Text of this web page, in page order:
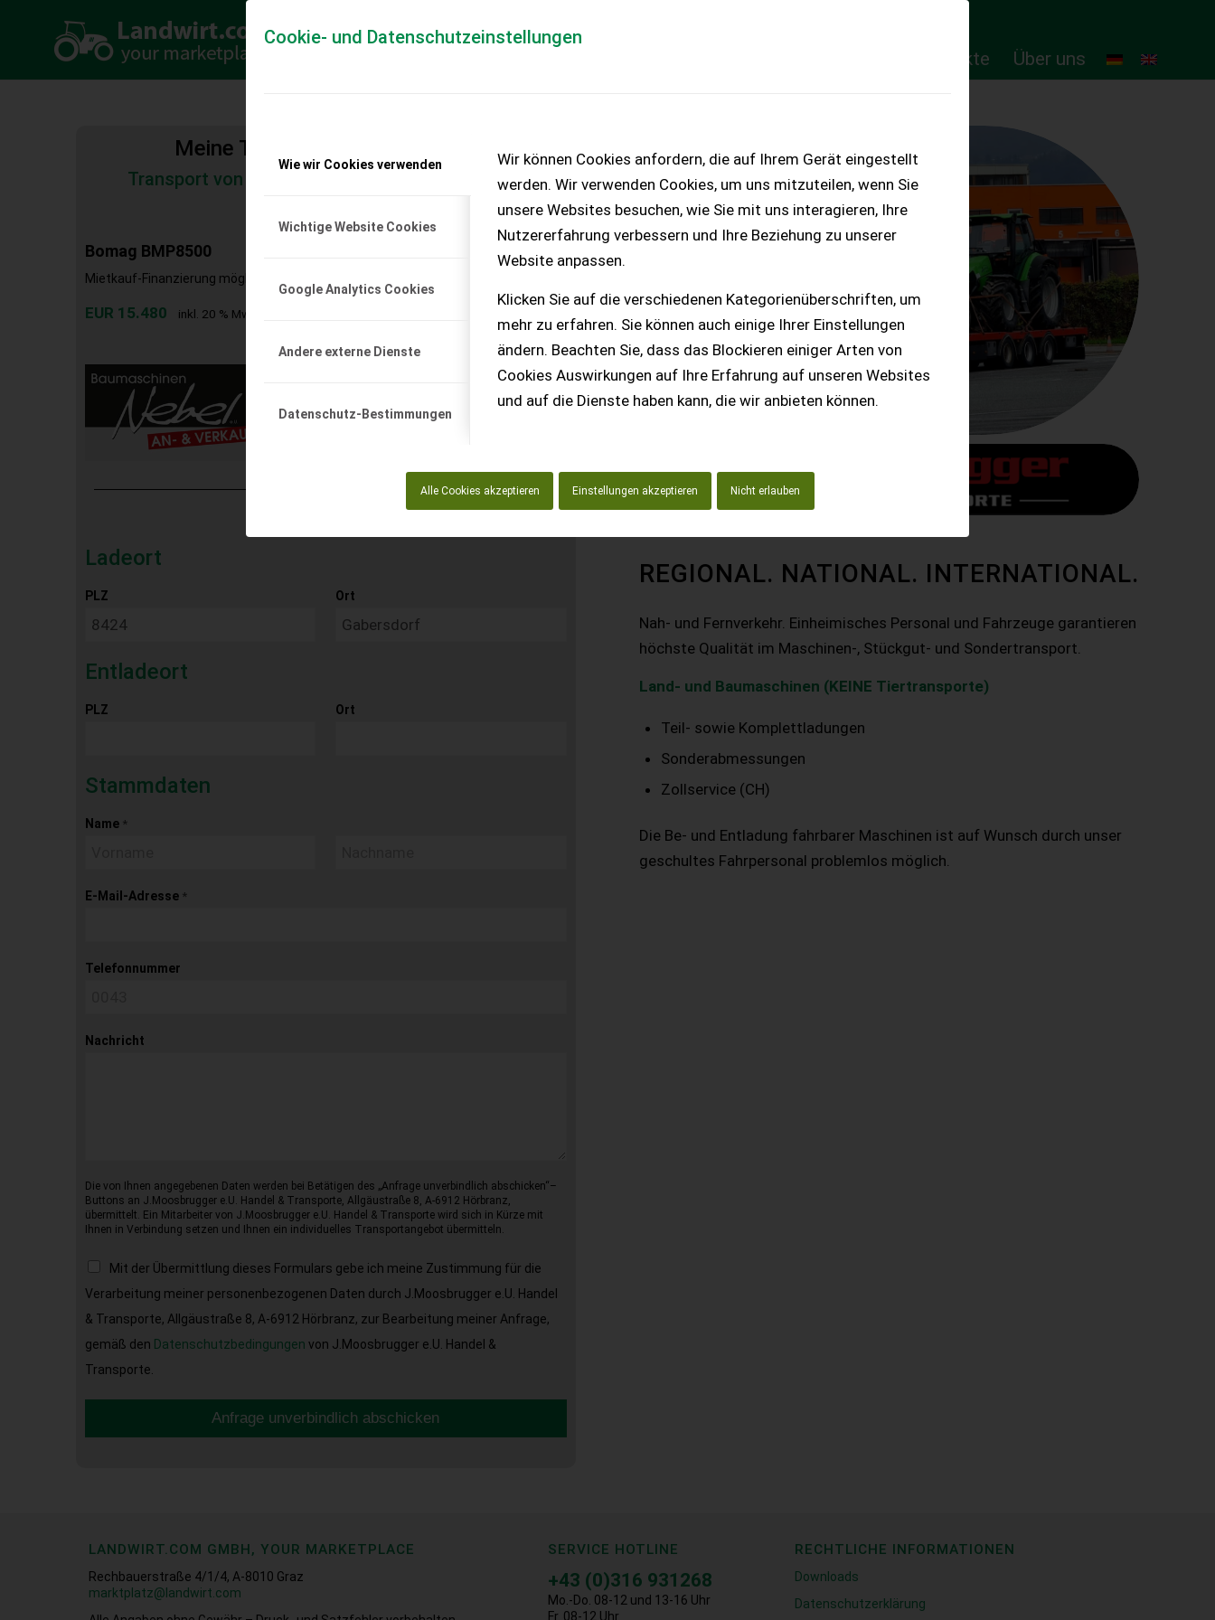
Cookie- und Datenschutzeinstellungen
Wie wir Cookies verwenden
Wichtige Website Cookies
Google Analytics Cookies
Andere externe Dienste
Datenschutz-Bestimmungen
Wir können Cookies anfordern, die auf Ihrem Gerät eingestellt
werden. Wir verwenden Cookies, um uns mitzuteilen, wenn Sie
unsere Websites besuchen, wie Sie mit uns interagieren, Ihre
Nutzererfahrung verbessern und Ihre Beziehung zu unserer
Website anpassen.
Klicken Sie auf die verschiedenen Kategorienüberschriften, um
mehr zu erfahren. Sie können auch einige Ihrer Einstellungen
ändern. Beachten Sie, dass das Blockieren einiger Arten von
Cookies Auswirkungen auf Ihre Erfahrung auf unseren Websites
und auf die Dienste haben kann, die wir anbieten können.
Alle Cookies akzeptieren Einstellungen akzeptieren Nicht erlauben
Online-Produkte Über uns
Meine Transportkostenanfrage
Transport von Land- und Baumaschinen – KEINE
Bomag BMP8500
Mietkauf-Finanzierung möglich.Zubehör:Funk-Verbreiterrung.Service Neu gemacht.
EUR 15.480 inkl. 20 % MwSt.
Ladeort
PLZ Ort
Entladeort
PLZ Ort
Stammdaten
Name *
E-Mail-Adresse *
Telefonnummer
Nachricht
Die von Ihnen angegebenen Daten werden bei Betätigen des „Anfrage unverbindlich abschicken“–
Buttons an J.Moosbrugger e.U. Handel & Transporte, Allgäustraße 8, A-6912 Hörbranz,
übermittelt. Ein Mitarbeiter von J.Moosbrugger e.U. Handel & Transporte wird sich in Kürze mit
Ihnen in Verbindung setzen und Ihnen ein individuelles Transportangebot übermitteln.
Mit der Übermittlung dieses Formulars gebe ich meine Zustimmung für die
Verarbeitung meiner personenbezogenen Daten durch J.Moosbrugger e.U. Handel
& Transporte, Allgäustraße 8, A-6912 Hörbranz, zur Bearbeitung meiner Anfrage,
gemäß den Datenschutzbedingungen von J.Moosbrugger e.U. Handel &
Transporte.
Anfrage unverbindlich abschicken
REGIONAL. NATIONAL. INTERNATIONAL.
Nah- und Fernverkehr. Einheimisches Personal und Fahrzeuge garantieren
höchste Qualität im Maschinen-, Stückgut- und Sondertransport.
Land- und Baumaschinen (KEINE Tiertransporte)
Teil- sowie Komplettladungen
Sonderabmessungen
Zollservice (CH)
Die Be- und Entladung fahrbarer Maschinen ist auf Wunsch durch unser
geschultes Fahrpersonal problemlos möglich.
LANDWIRT.COM GMBH, YOUR MARKETPLACE
Rechbauerstraße 4/1/4, A-8010 Graz
marktplatz@landwirt.com
SERVICE HOTLINE
+43 (0)316 931268
Mo.-Do. 08-12 und 13-16 Uhr
Fr. 08-12 Uhr
RECHTLICHE INFORMATIONEN
Downloads
Datenschutzerklärung